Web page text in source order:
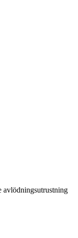
avlödningsutrustning